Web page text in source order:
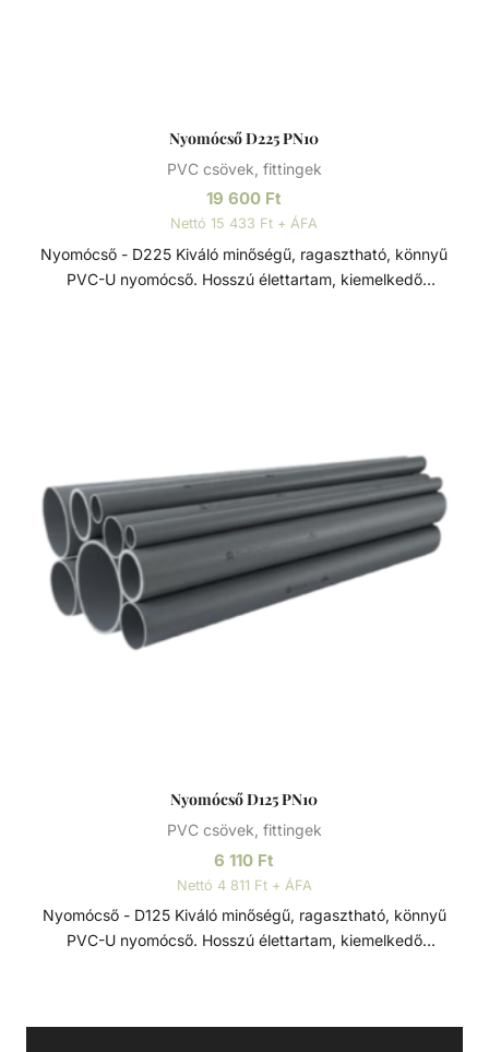
Nyomócső D225 PN10
PVC csövek, fittingek
19 600 Ft
Nettó 15 433 Ft + ÁFA
Nyomócső - D225 Kiváló minőségű, ragasztható, könnyű
PVC-U nyomócső. Hosszú élettartam, kiemelkedő
köszönhetően technológiai (savas vagy lúgos közegek) és
vízgépészeti (uszoda technika) csőhálózatok kedvelt
megoldása.
Nyomócső D125 PN10
PVC csövek, fittingek
6 110 Ft
Nettó 4 811 Ft + ÁFA
Nyomócső - D125 Kiváló minőségű, ragasztható, könnyű
PVC-U nyomócső. Hosszú élettartam, kiemelkedő